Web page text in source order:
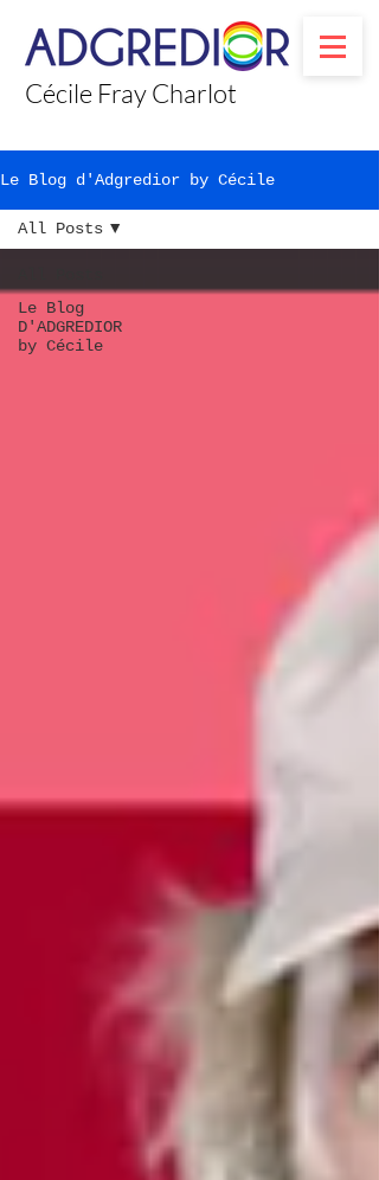
Cécile Fray Charlot
Le Blog d'Adgredior by Cécile
Le Blog
D'ADGREDIOR
by Cécile
All Posts